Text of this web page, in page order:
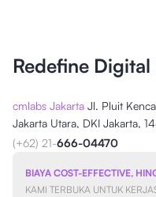
Redefine
cmlabs Jakarta Jl. Pluit
Jakarta Utara, DKI Jakarta,
(+62) 21-666-04470
BIAYA COST-EFFECTIVE,
KAMI TERBUKA UNTUK